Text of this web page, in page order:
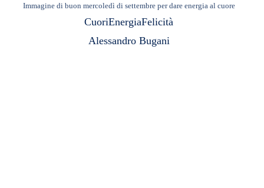
Immagine di buon mercoledì di settembre per dare energia al cuore
CuoriEnergiaFelicità
Alessandro Bugani